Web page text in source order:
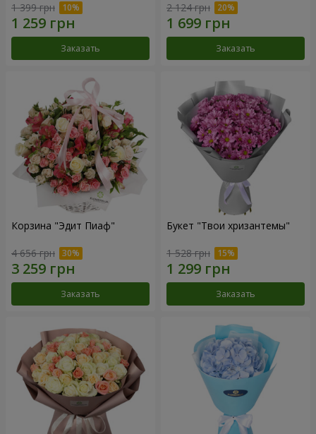
1 399 грн
Заказать
2 124 грн
Заказать
Корзина "Эдит Пиаф"
4 656 грн
Заказать
Букет "Твои хризантемы"
1 528 грн
Заказать